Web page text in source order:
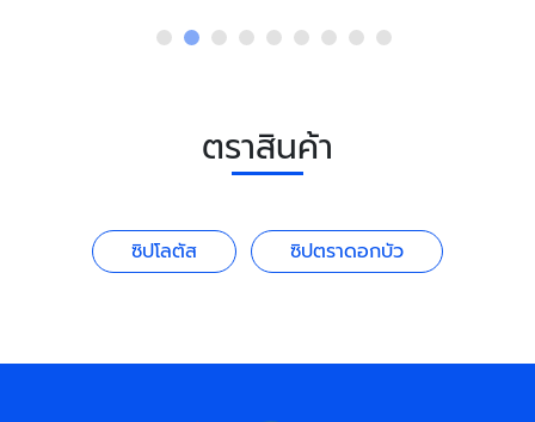
ตราสินค้า
ซิปโลตัส ซิปตราดอกบัว